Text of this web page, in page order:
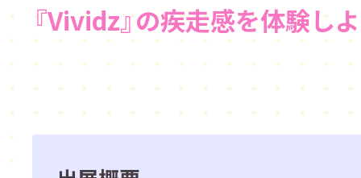
『Vividz』の疾走感を体験しよ